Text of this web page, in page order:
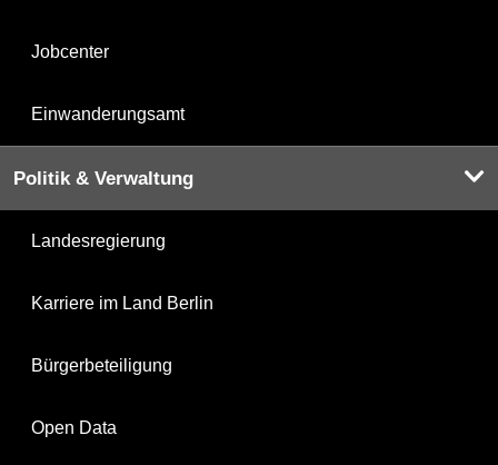
Jobcenter
Einwanderungsamt
Politik & Verwaltung
Landesregierung
Karriere im Land Berlin
Bürgerbeteiligung
Open Data